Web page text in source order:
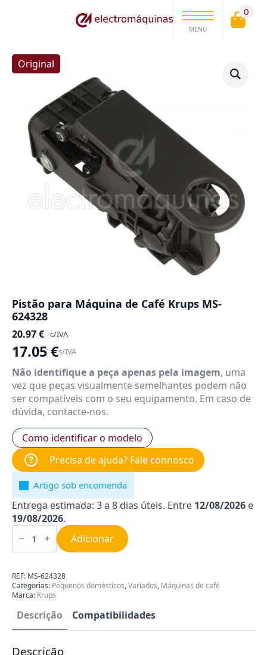
MENU
0
Original
Pistão para Máquina de Café Krups MS-
624328
20.97€ c/IVA
17.05€s/IVA
Não identifique a peça apenas pela imagem, uma
vez que peças visualmente semelhantes podem não
ser compatíveis com o seu equipamento. Em caso de
dúvida, contacte-nos.
Como identificar o modelo
Precisa de ajuda? Fale connosco
Artigo sob encomenda
Entrega estimada: 3 a 8 dias úteis. Entre 12/08/2026 e
19/08/2026.
Quantidade
de
para
de
Café
Krups
MS-
624328
Adicionar
REF: MS-624328
Categorias: Pequenos domésticos,Variados, Máquinas de café
Marca: Krups
Descrição Compatibilidades
Descrição